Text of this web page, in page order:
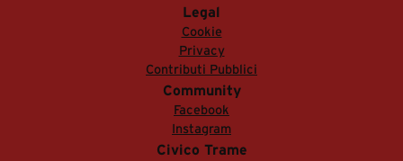
Legal
Cookie
Privacy
Contributi Pubblici
Community
Facebook
Instagram
Civico Trame